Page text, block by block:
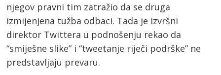
njegov pravni tim zatražio da se druga
izmijenjena tužba odbaci. Tada je izvršni
direktor Twittera u podnošenju rekao da
“smiješne slike” i “tweetanje riječi podrške” ne
predstavljaju prevaru.